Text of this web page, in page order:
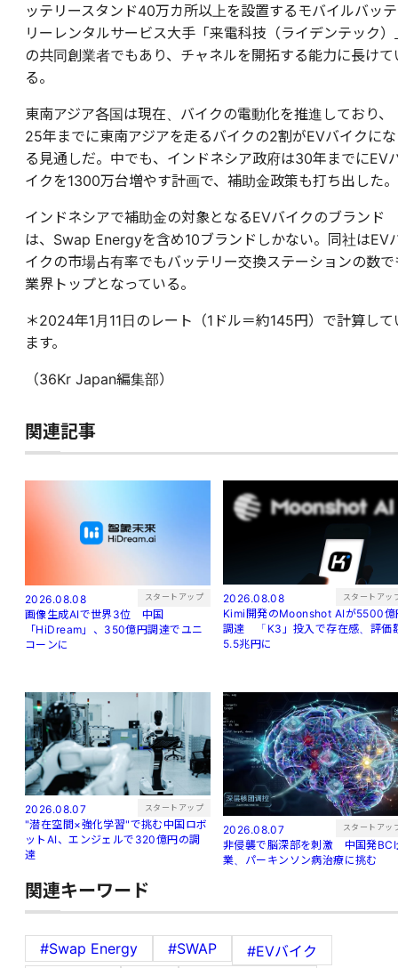
ッテリースタンド40万カ所以上を設置するモバイルバッテ
リーレンタルサービス大手「来電科技（ライデンテック）
の共同創業者でもあり、チャネルを開拓する能力に長けて
る。
東南アジア各国は現在、バイクの電動化を推進しており、
25年までに東南アジアを走るバイクの2割がEVバイクにな
る見通しだ。中でも、インドネシア政府は30年までにEV
イクを1300万台増やす計画で、補助金政策も打ち出した。
インドネシアで補助金の対象となるEVバイクのブランド
は、Swap Energyを含め10ブランドしかない。同社はEV
イクの市場占有率でもバッテリー交換ステーションの数で
業界トップとなっている。
＊2024年1月11日のレート（1ドル＝約145円）で計算して
ます。
（36Kr Japan編集部）
関連記事
2026.08.08 スタートアップ
画像生成AIで世界3位 中国
「HiDream」、350億円調達でユニ
コーンに
2026.08.08 スタートアッ
Kimi開発のMoonshot AIが5500億
調達 「K3」投入で存在感、評価
5.5兆円に
2026.08.07 スタートアップ
"潜在空間×強化学習"で挑む中国ロボ
ットAI、エンジェルで320億円の調
達
2026.08.07 スタートアッ
非侵襲で脳深部を刺激 中国発BCI
業、パーキンソン病治療に挑む
関連キーワード
#Swap Energy #SWAP
#EVバイク